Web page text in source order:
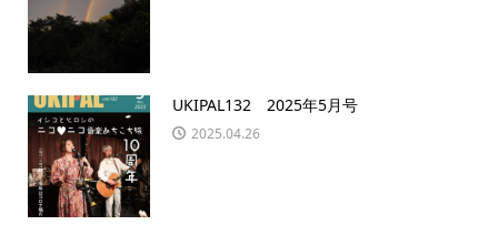
UKIPAL132 2025年5月号
2025.04.26